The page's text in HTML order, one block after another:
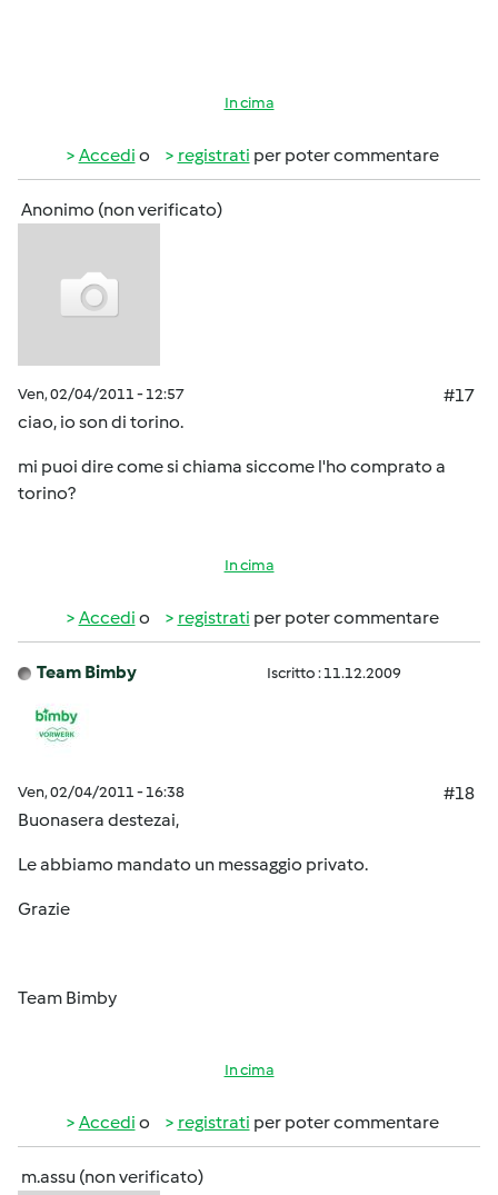
In cima
Accedi o registrati per poter commentare
Anonimo (non verificato)
Ven, 02/04/2011 - 12:57
#17
ciao, io son di torino.
mi puoi dire come si chiama siccome l'ho comprato a
torino?
In cima
Accedi o registrati per poter commentare
Team Bimby Iscritto : 11.12.2009
Ven, 02/04/2011 - 16:38
#18
Buonasera destezai,
Le abbiamo mandato un messaggio privato.
Grazie
Team Bimby
In cima
Accedi o registrati per poter commentare
m.assu (non verificato)